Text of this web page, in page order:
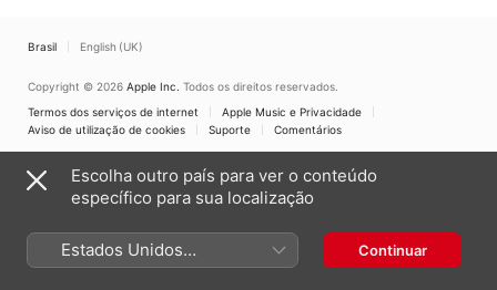
Brasil English (UK)
Copyright © 2026 Apple Inc. Todos os direitos reservados.
Termos dos serviços de internet
Apple Music e Privacidade
Aviso de utilização de cookies
Suporte Comentários
Escolha outro país para ver o conteúdo
específico para sua localização
Estados Unidos
(Português Brasil)
Continuar